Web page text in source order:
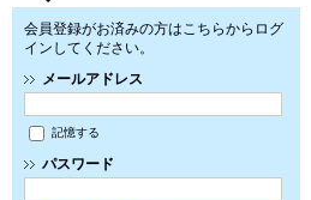
会員登録がお済みの方はこちらからログ
インしてください。
メールアドレス
記憶する
パスワード